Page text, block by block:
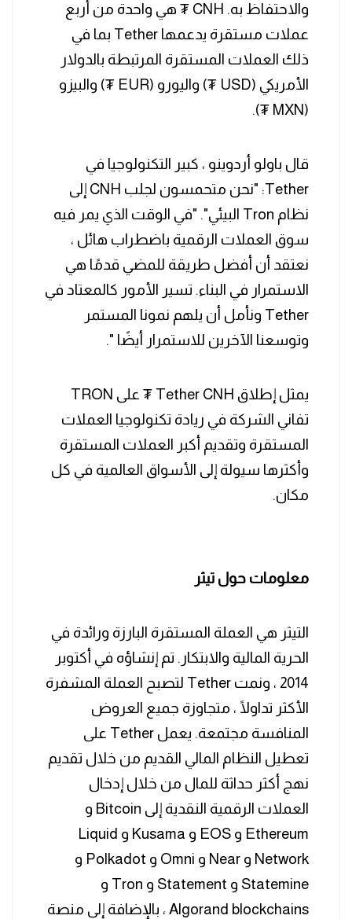
والاحتفاظ به. CNH ₮ هي واحدة من أربع
عملات مستقرة يدعمها Tether بما في
ذلك العملات المستقرة المرتبطة بالدولار
الأمريكي (USD ₮) واليورو (EUR ₮) والبيزو
(MXN ₮).
قال باولو أردوينو ، كبير التكنولوجيا في
Tether: "نحن متحمسون لجلب CNH إلى
نظام Tron البيئي". "في الوقت الذي يمر فيه
سوق العملات الرقمية باضطراب هائل ،
نعتقد أن أفضل طريقة للمضي قدمًا هي
الاستمرار في البناء. تسير الأمور كالمعتاد في
Tether ونأمل أن يلهم نمونا المستمر
وتوسعنا الآخرين للاستمرار أيضًا ".
يمثل إطلاق Tether CNH ₮ على TRON
تفاني الشركة في ريادة تكنولوجيا العملات
المستقرة وتقديم أكبر العملات المستقرة
وأكثرها سيولة إلى الأسواق العالمية في كل
مكان.
معلومات حول تيثر
التيثر هي العملة المستقرة البارزة ورائدة في
الحرية المالية والابتكار. تم إنشاؤه في أكتوبر
2014 ، ونمت Tether لتصبح العملة المشفرة
الأكثر تداولًا ، متجاوزة جميع العروض
المنافسة مجتمعة. يعمل Tether على
تعطيل النظام المالي القديم من خلال تقديم
نهج أكثر حداثة للمال من خلال إدخال
العملات الرقمية النقدية إلى Bitcoin و
Ethereum و EOS و Kusama و Liquid
Network و Near و Omni و Polkadot و
Statemine و Statement و Tron و
Algorand blockchains ، بالإضافة إلى منصة